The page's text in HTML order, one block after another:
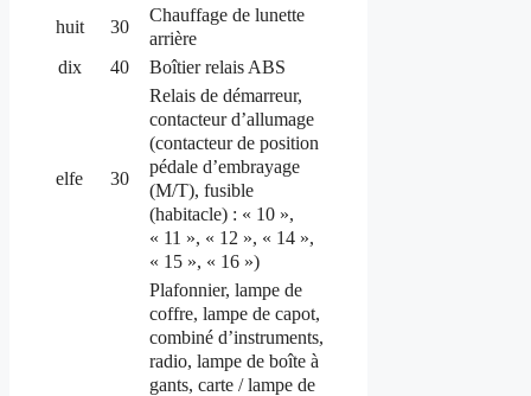
huit 30
Chauffage de lunette
arrière
dix
40 Boîtier relais ABS
elfe 30
Relais de démarreur,
contacteur d’allumage
(contacteur de position
pédale d’embrayage
(M/T), fusible
(habitacle) : « 10 »,
« 11 », « 12 », « 14 »,
« 15 », « 16 »)
Plafonnier, lampe de
coffre, lampe de capot,
combiné d’instruments,
radio, lampe de boîte à
gants, carte / lampe de